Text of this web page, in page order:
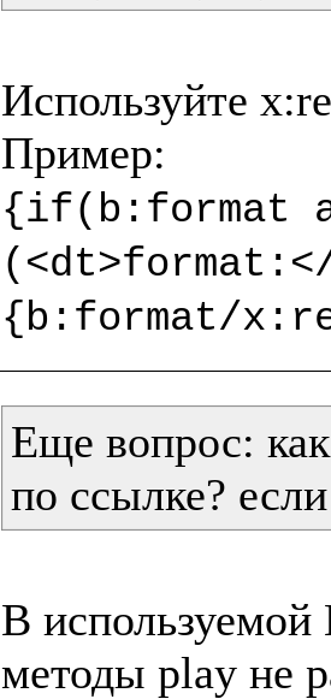
Используйте
{if(b:format
{b:format/
Еще вопрос:
по ссылке?
В
методы play не